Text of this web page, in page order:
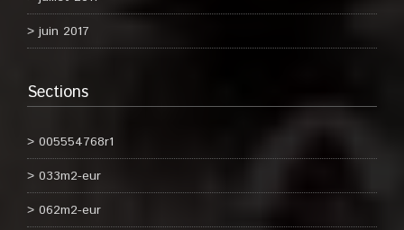
juin 2017
Sections
005554768r1
033m2-eur
062m2-eur